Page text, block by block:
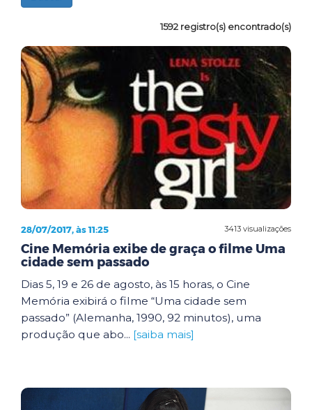
1592 registro(s) encontrado(s)
3413 visualizações
28/07/2017, às 11:25
Cine Memória exibe de graça o filme Uma
cidade sem passado
Dias 5, 19 e 26 de agosto, às 15 horas, o Cine
Memória exibirá o filme “Uma cidade sem
passado” (Alemanha, 1990, 92 minutos), uma
produção que abo... [saiba mais]